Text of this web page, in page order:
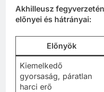
Akhilleusz
előnyei és hátrányai:
Előnyök
Kiemelkedő
gyorsaság, páratlan
harci erő